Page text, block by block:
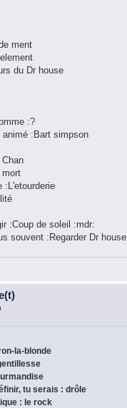
ment
du Dr house
:?
:Bart simpson
:L'etourderie
:Coup de soleil :mdr:
souvent :Regarder Dr house
la-blonde
tu serais : drôle
: le rock